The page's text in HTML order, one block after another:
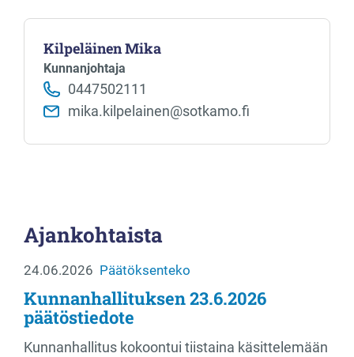
Kilpeläinen Mika
Kunnanjohtaja
0447502111
mika.kilpelainen@sotkamo.fi
Ajankohtaista
24.06.2026 Päätöksenteko
Kunnanhallituksen 23.6.2026
päätöstiedote
Kunnanhallitus kokoontui tiistaina käsittelemään